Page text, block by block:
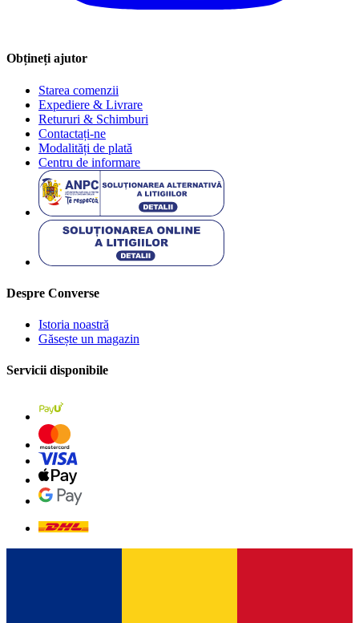
Obțineți ajutor
Starea comenzii
Expediere & Livrare
Retururi & Schimburi
Contactați-ne
Modalități de plată
Centru de informare
Despre Converse
Istoria noastră
Găsește un magazin
Servicii disponibile